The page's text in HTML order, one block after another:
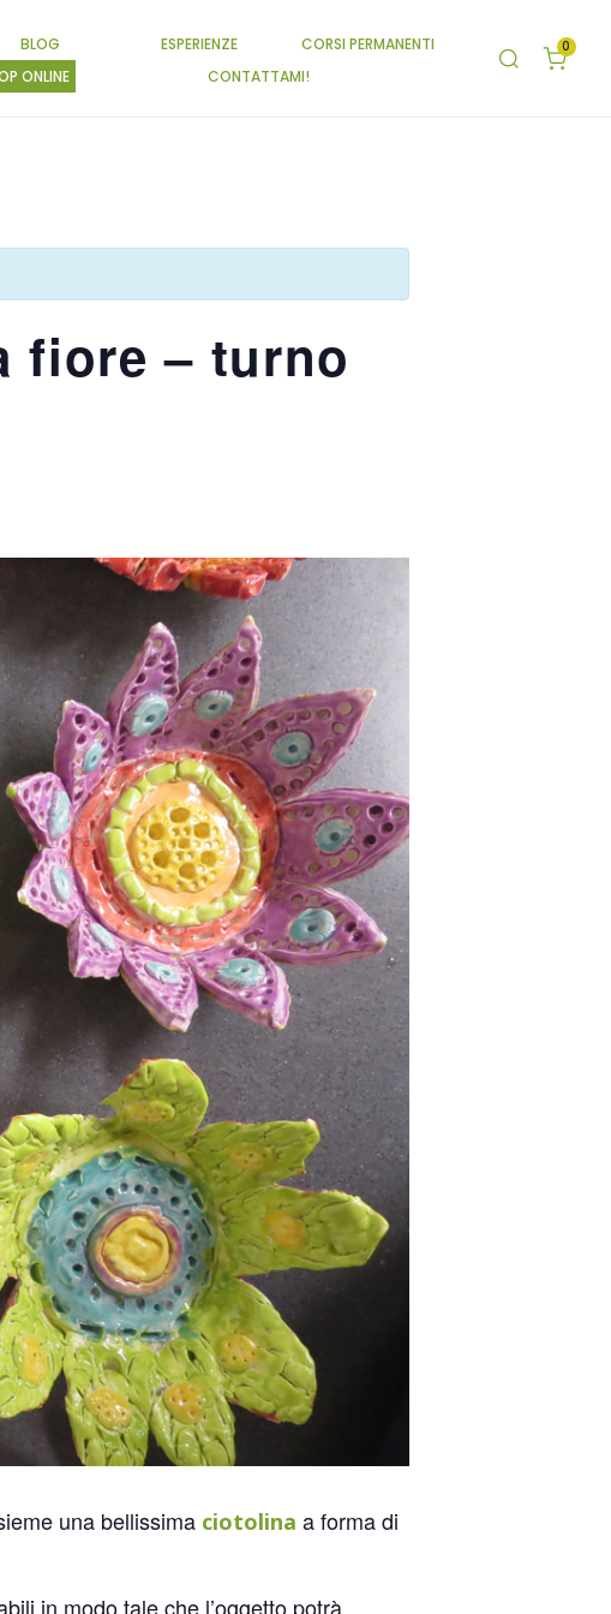
BLOG ESPERIENZE
CORSI PERMANENTI
ONLINE CONTATTAMI!
0
fiore – turno
una bellissima ciotolina a forma di
in modo tale che l’oggetto potrà